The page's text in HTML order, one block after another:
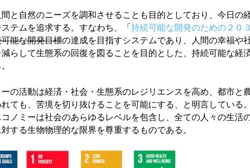
と自然のニーズを調和させることも目的としており、今日の
テムを追求する。すなわち、「持続可能な開発のための２０３
能な開発目標の達成を目指すシステムであり、人間の幸福や
らして生態系の回復を図ることを目的とした、持続可能な経
の活動は経済・社会・生態系のレジリエンスを高め、都市と
ても、苦境を切り抜けることを可能にする、と明言している。
ノミーは社会のあらゆるレベルを包含し、全ての人々の生活
する生物物理的な限界を尊重するものである。